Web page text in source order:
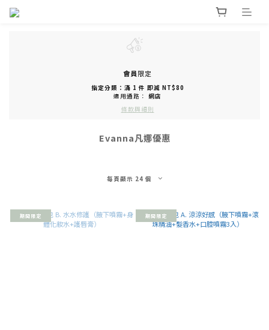
會員限定
指定分類：滿 1 件 即減 NT$80
適用通路： 網店
條款與細則
Evanna凡娜優惠
每頁顯示 24 個
期間限定 期間限定